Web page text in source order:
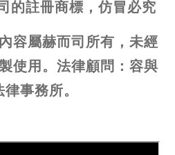
的註冊商標，仿冒必究
容屬赫而司所有，未經
使用。法律顧問：容與
律事務所。